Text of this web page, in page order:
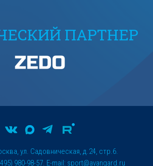
ПАРТНЕР
ул. Садовническая, д.24, стр.6.
980-98-57. E-mail: sport@avangard.ru